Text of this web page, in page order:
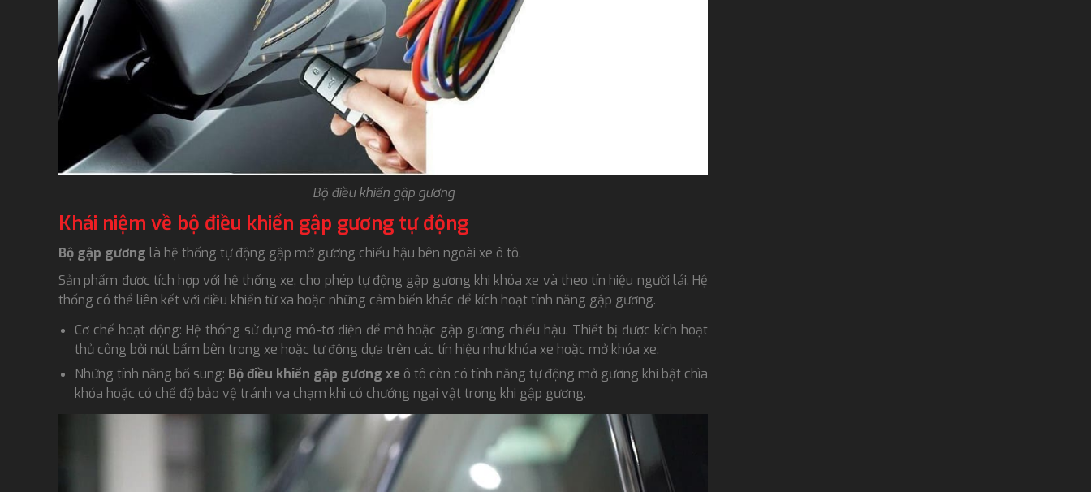
Bộ điều khiển gập gương
Khái niệm về bộ điều khiển gập gương tự động
Bộ gập gương là hệ thống tự động gập mở gương chiếu hậu bên ngoài xe ô tô.
Sản phẩm được tích hợp với hệ thống xe, cho phép tự động gập gương khi khóa xe và theo tín hiệu người lái. Hệ
thống có thể liên kết với điều khiển từ xa hoặc những cảm biến khác để kích hoạt tính năng gập gương.
Cơ chế hoạt động: Hệ thống sử dụng mô-tơ điện để mở hoặc gập gương chiếu hậu. Thiết bị được kích hoạt
thủ công bởi nút bấm bên trong xe hoặc tự động dựa trên các tín hiệu như khóa xe hoặc mở khóa xe.
Những tính năng bổ sung: Bộ điều khiển gập gương xe ô tô còn có tính năng tự động mở gương khi bật chìa
khóa hoặc có chế độ bảo vệ tránh va chạm khi có chướng ngại vật trong khi gập gương.